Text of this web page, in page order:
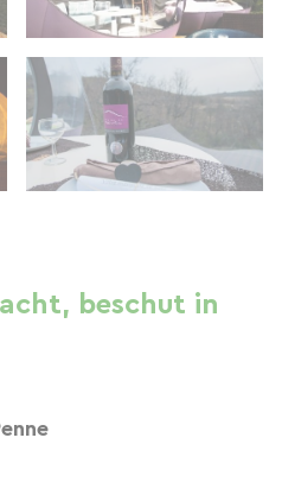
beschut in